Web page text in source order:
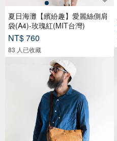
夏日海灘【繽紛趣】愛麗絲側肩
袋(A4)-玫瑰紅(MIT台灣)
NT$ 760
83 人已收藏